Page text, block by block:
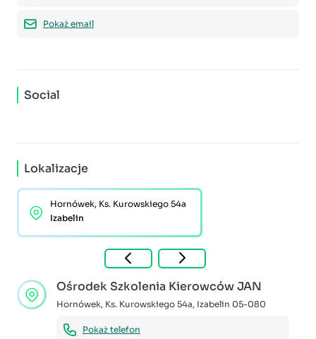
Pokaż email
Social
Lokalizacje
Hornówek, Ks. Kurowskiego 54a
Izabelin
Ośrodek Szkolenia Kierowców JAN
Hornówek, Ks. Kurowskiego 54a, Izabelin 05-080
Pokaż telefon